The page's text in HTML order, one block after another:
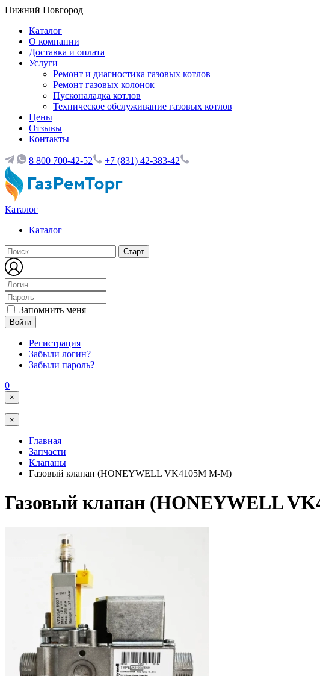
Нижний Новгород
Каталог
О компании
Доставка и оплата
Услуги
Ремонт и диагностика газовых котлов
Ремонт газовых колонок
Пусконаладка котлов
Техническое обслуживание газовых котлов
Цены
Отзывы
Контакты
8 800 700-42-52 +7 (831) 42-383-42
Каталог
Каталог
Запомнить меня
Войти
Регистрация
Забыли логин?
Забыли пароль?
0
×
×
Главная
Запчасти
Клапаны
Газовый клапан (HONEYWELL VK4105M M-M)
Газовый клапан (HONEYWELL